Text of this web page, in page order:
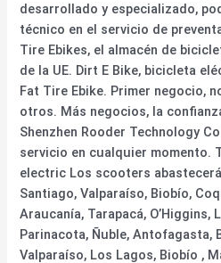
desarrollado y especializado,
técnico en el servicio de
Tire Ebikes, el almacén de
de la UE. Dirt E Bike, bicicleta
Fat Tire Ebike. Primer negocio,
otros. Más negocios, la
Shenzhen Rooder Technology
servicio en cualquier momento.
electric Los scooters
Santiago, Valparaíso, Biobío,
Araucanía, Tarapacá, O’Higgins,
Parinacota, Ñuble, Antofagasta,
Valparaíso, Los Lagos, Biobío ,